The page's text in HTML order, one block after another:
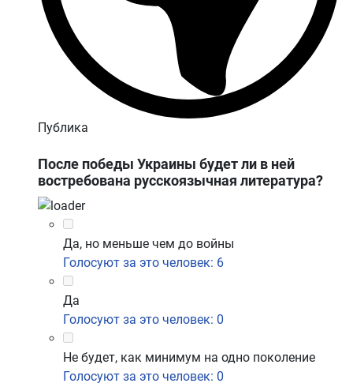
Публика
После победы Украины будет ли в ней
востребована русскоязычная литература?
Да, но меньше чем до войны
Голосуют за это человек: 6
Да
Голосуют за это человек: 0
Не будет, как минимум на одно поколение
Голосуют за это человек: 0